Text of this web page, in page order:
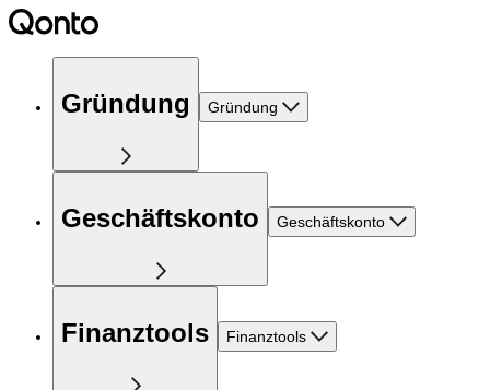
Gründung Gründung
Geschäftskonto Geschäftskonto
Finanztools Finanztools